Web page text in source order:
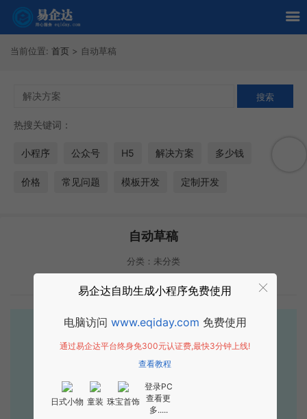
当前位置: 首页 > 自动草稿
热搜关键词：
小程序 公众号 H5 解决方案 多少钱
价格 常见问题 模板开发 定制开发
自动草稿
分类：未分类
易企达10年行业沉淀！
专业小程序、公众号H5 APP等软件开发
立即拨打电话享优惠
400-885-7836
易企达自助生成小程序免费使用
电脑访问 www.eqiday.com 免费使用
通过易企达平台终身免300元认证费,最快3分钟上线!
查看教程
日式小物 童装 珠宝首饰
登录PC
查看更
多.....